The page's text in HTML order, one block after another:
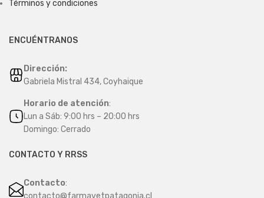
Términos y condiciones
ENCUÉNTRANOS
Dirección:
Gabriela Mistral 434, Coyhaique
Horario de atención:
Lun a Sáb: 9:00 hrs – 20:00 hrs
Domingo: Cerrado
CONTACTO Y RRSS
Contacto:
contacto@farmavetpatagonia.cl